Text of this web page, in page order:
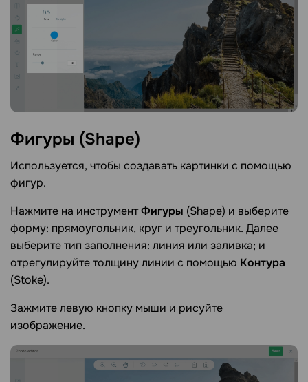
Фигуры (Shape)
Используется, чтобы создавать картинки с помощью
фигур.
Нажмите на инструментФигуры (Shape) и выберите
форму: прямоугольник, круг и треугольник. Далее
выберите тип заполнения: линия или заливка; и
отрегулируйте толщину линии с помощью Контура
(Stoke).
Зажмите левую кнопку мыши и рисуйте
изображение.